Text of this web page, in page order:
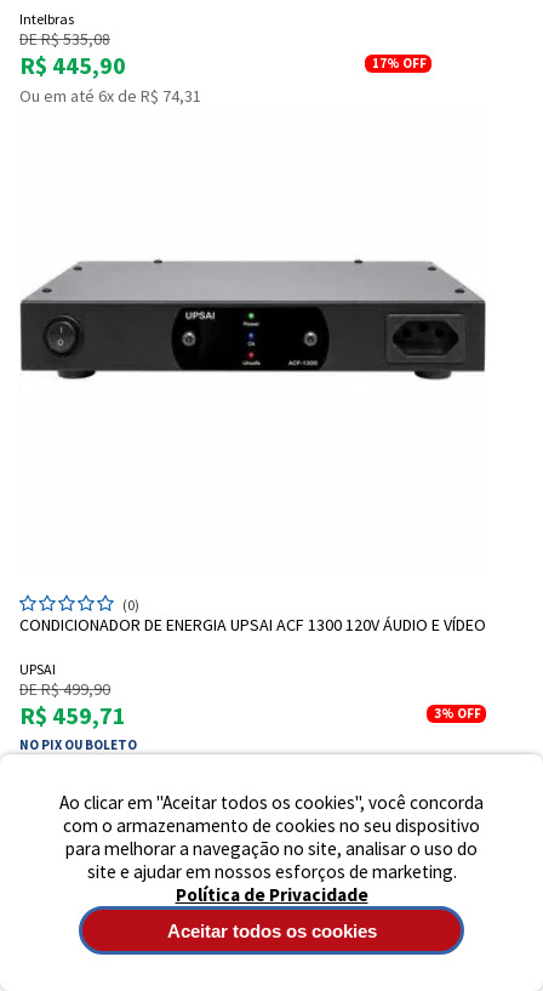
Ao clicar em "Aceitar todos os cookies", você concorda
com o armazenamento de cookies no seu dispositivo
para melhorar a navegação no site, analisar o uso do
site e ajudar em nossos esforços de marketing.
Política de Privacidade
Aceitar todos os cookies
Intelbras
DE R$ 535,08
R$ 445,90 17% OFF
Ou em até 6x de R$ 74,31
(0)
CONDICIONADOR DE ENERGIA UPSAI ACF 1300 120V ÁUDIO E VÍDEO
UPSAI
DE R$ 499,90
R$ 459,71
NO PIX OU BOLETO
3% OFF
1 2 3 4 5
Iniciar Conversa